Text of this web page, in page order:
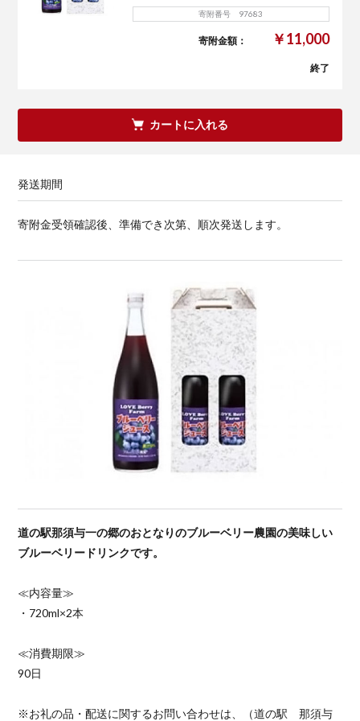
寄附番号 97683
寄附金額： ￥11,000
終了
カートに入れる
発送期間
寄附金受領確認後、準備でき次第、順次発送します。
道の駅那須与一の郷のおとなりのブルーベリー農園の美味しい
ブルーベリードリンクです。
≪内容量≫
・720ml×2本
≪消費期限≫
90日
※お礼の品・配送に関するお問い合わせは、（道の駅 那須与